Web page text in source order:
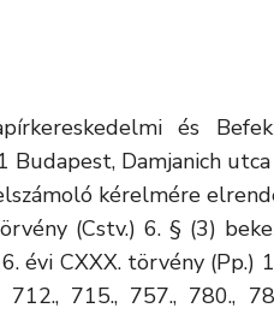
és
Budapest, Damjanich
kérelmére
(Cstv.) 6. § (3)
évi CXXX. törvény (Pp.)
715., 757., 780.,